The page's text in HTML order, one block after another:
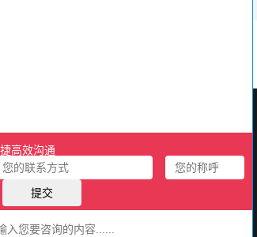
务热线:
8800